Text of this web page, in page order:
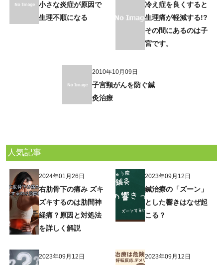
小さな炎症が原因で
生理不順になる
冷え症を良くすると
生理痛が軽減する!?
その間にあるのは子
宮です。
2010年10月09日
子宮頸がんを防ぐ鍼
灸治療
人気記事
2024年01月26日
右肋骨下の痛み ズキ
ズキするのは肋間神
経痛？原因と対処法
を詳しく解説
2023年09月12日
鍼治療の「ズーン」
とした響きはなぜ起
こる？
2023年09月12日 2023年09月12日